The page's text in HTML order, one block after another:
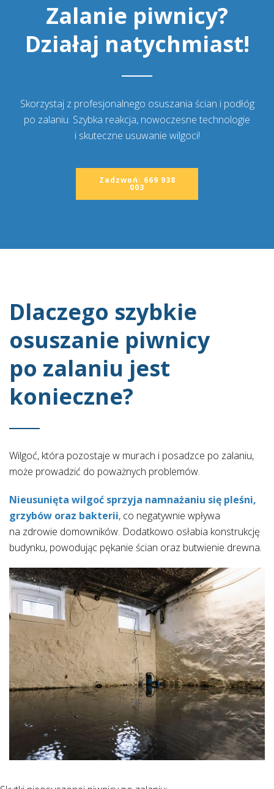
Zalanie piwnicy?
Działaj natychmiast!
Skorzystaj z profesjonalnego osuszania ścian i podłóg
po zalaniu. Szybka reakcja, nowoczesne technologie
i skuteczne usuwanie wilgoci!
Zadzwoń: 669 938
003
Dlaczego szybkie
osuszanie piwnicy
po zalaniu jest
konieczne?
Wilgoć, która pozostaje w murach i posadzce po zalaniu,
może prowadzić do poważnych problemów.
Nieusunięta wilgoć sprzyja namnażaniu się pleśni,
grzybów oraz bakterii, co negatywnie wpływa
na zdrowie domowników. Dodatkowo osłabia konstrukcję
budynku, powodując pękanie ścian oraz butwienie drewna.